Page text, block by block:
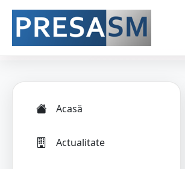
Acasă
Actualitate